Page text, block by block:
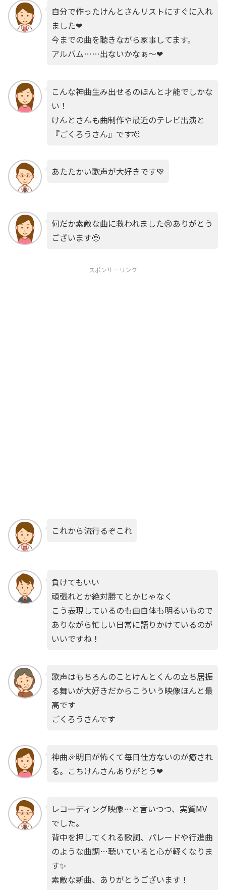
自分で作ったけんとさんリストにすぐに入れ
ました❤
今までの曲を聴きながら家事してます。
アルバム……出ないかなぁ〜❤
こんな神曲生み出せるのほんと才能でしかな
い！
けんとさんも曲制作や最近のテレビ出演と
『ごくろうさん』です🫡
あたたかい歌声が大好きです💚
何だか素敵な曲に救われました😢ありがとう
ございます🥹
スポンサーリンク
これから流行るぞこれ
負けてもいい
頑張れとか絶対勝てとかじゃなく
こう表現しているのも曲自体も明るいもので
ありながら忙しい日常に語りかけているのが
いいですね！
歌声はもちろんのことけんとくんの立ち居振
る舞いが大好きだからこういう映像ほんと最
高です
ごくろうさんです
神曲🎉明日が怖くて毎日仕方ないのが癒され
る。こちけんさんありがとう❤
レコーディング映像…と言いつつ、実質MV
でした。
背中を押してくれる歌詞、パレードや行進曲
のような曲調…聴いていると心が軽くなりま
す✨
素敵な新曲、ありがとうございます！